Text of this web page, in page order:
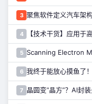
3
4 【技术干货】应用于
5
6
7 晶圆变“晶方”？AI封